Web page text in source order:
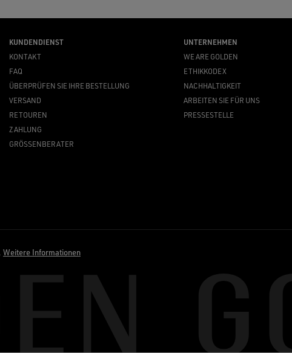
KUNDENDIENST
KONTAKT
FAQ
ÜBERPRÜFEN SIE IHRE BESTELLUNG
VERSAND
RETOUREN
ZAHLUNG
GRÖSSENBERATER
UNTERNEHMEN
WE ARE GOLDEN
ETHIKKODEX
NACHHALTIGKEIT
ARBEITEN SIE FÜR UNS
PRESSESTELLE
Weitere Informationen